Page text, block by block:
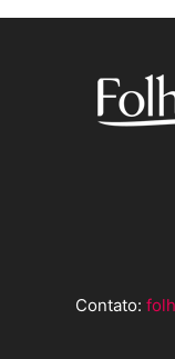
Contato: